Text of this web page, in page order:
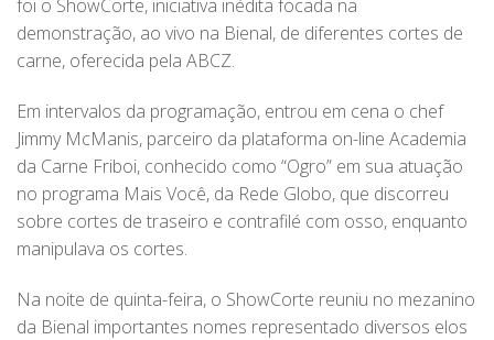
foi o ShowCorte, iniciativa inédita focada na
demonstração, ao vivo na Bienal, de diferentes cortes de
carne, oferecida pela ABCZ.
Em intervalos da programação, entrou em cena o chef
Jimmy McManis, parceiro da plataforma on-line Academia
da Carne Friboi, conhecido como “Ogro” em sua atuação
no programa Mais Você, da Rede Globo, que discorreu
sobre cortes de traseiro e contrafilé com osso, enquanto
manipulava os cortes.
Na noite de quinta-feira, o ShowCorte reuniu no mezanino
da Bienal importantes nomes representado diversos elos